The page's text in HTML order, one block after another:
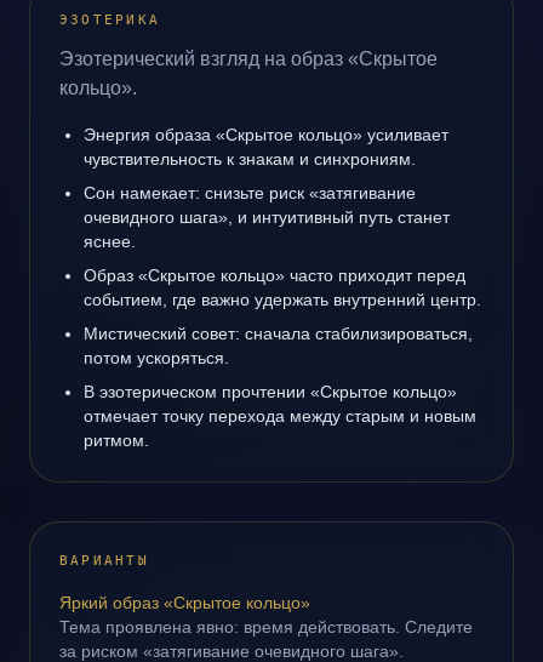
ЭЗОТЕРИКА
Эзотерический взгляд на образ «Скрытое
кольцо».
Энергия образа «Скрытое кольцо» усиливает
чувствительность к знакам и синхрониям.
Сон намекает: снизьте риск «затягивание
очевидного шага», и интуитивный путь станет
яснее.
Образ «Скрытое кольцо» часто приходит перед
событием, где важно удержать внутренний центр.
Мистический совет: сначала стабилизироваться,
потом ускоряться.
В эзотерическом прочтении «Скрытое кольцо»
отмечает точку перехода между старым и новым
ритмом.
ВАРИАНТЫ
Яркий образ «Скрытое кольцо»
Тема проявлена явно: время действовать. Следите
за риском «затягивание очевидного шага».